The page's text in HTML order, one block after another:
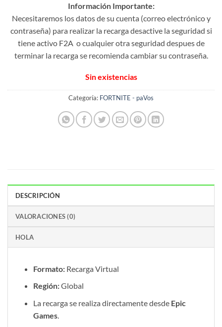
original
era:
$ 51.92.
actual
es:
$ 28.00.
Información Importante:
Necesitaremos los datos de su cuenta (correo electrónico y
contraseña) para realizar la recarga desactive la seguridad si
tiene activo F2A o cualquier otra seguridad despues de
terminar la recarga se recomienda cambiar su contraseña.
Sin existencias
Categoría: FORTNITE - paVos
DESCRIPCIÓN
VALORACIONES (0)
HOLA
Formato:Recarga Virtual
Región:Global
La recarga se realiza directamente desde Epic
Games.